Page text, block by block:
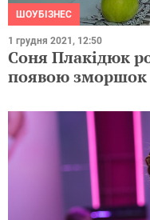
ШОУБІЗНЕС
1 грудня 2021, 12:50
Соня Плакідюк
появою зморшок